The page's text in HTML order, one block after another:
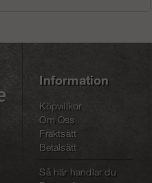
Information
Köpvillkor
Om Oss
Fraktsätt
Betalsätt
Så här handlar du